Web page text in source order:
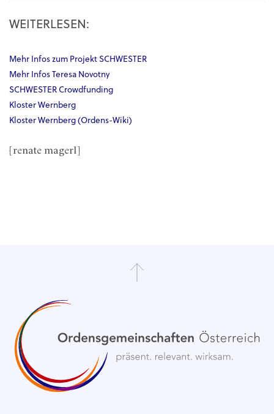
WEITERLESEN:
Mehr Infos zum Projekt SCHWESTER
Mehr Infos Teresa Novotny
SCHWESTER Crowdfunding
Kloster Wernberg
Kloster Wernberg (Ordens-Wiki)
[renate magerl]